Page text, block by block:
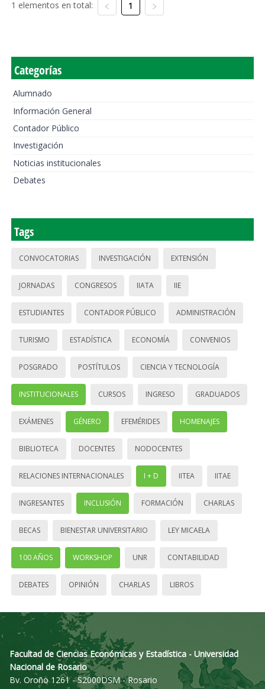
1 elementos en total: 1
Categorías
Alumnado
Información General
Contador Público
Investigación
Noticias institucionales
Debates
Tags
CONVOCATORIAS INVESTIGACIÓN EXTENSIÓN
JORNADAS CONGRESOS IIATA IIE
ESTUDIANTES CONTADOR PÚBLICO ADMINISTRACIÓN
TURISMO ESTADÍSTICA ECONOMÍA CONVENIOS
POSGRADO POSTÍTULOS CIENCIA Y TECNOLOGÍA
INSTITUCIONALES CURSOS INGRESO GRADUADOS
EXÁMENES GÉNERO EFEMÉRIDES HOMENAJES
BIBLIOTECA DOCENTES NODOCENTES
RELACIONES INTERNACIONALES I + D IITEA IITAE
INGRESANTES INCLUSIÓN FORMACIÓN CHARLAS
BECAS BIENESTAR UNIVERSITARIO LEY MICAELA
100 AÑOS WORKSHOP UNR CONTABILIDAD
DEBATES OPINIÓN CHARLAS LIBROS
Facultad de Ciencias Económicas y Estadística - Universidad
Nacional de Rosario
Bv. Oroño 1261 - S2000DSM - Rosario